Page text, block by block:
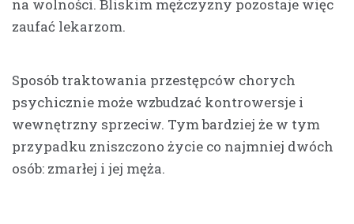
na wolności. Bliskim mężczyzny pozostaje więc
zaufać lekarzom.
Sposób traktowania przestępców chorych
psychicznie może wzbudzać kontrowersje i
wewnętrzny sprzeciw. Tym bardziej że w tym
przypadku zniszczono życie co najmniej dwóch
osób: zmarłej i jej męża.